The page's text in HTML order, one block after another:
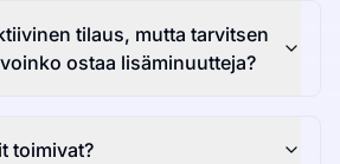
tilaus, mutta tarvitsen
ostaa lisäminuutteja?
toimivat?